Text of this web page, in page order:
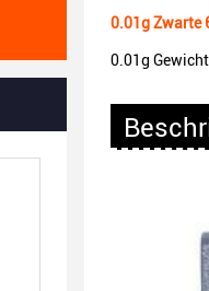
0.01g Zwarte
0.01g